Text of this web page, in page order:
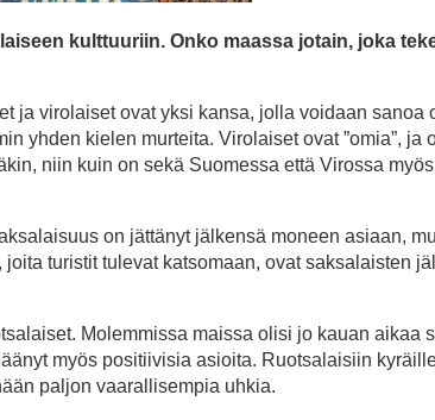
kulttuuriin. Onko maassa jotain, joka
ja virolaiset ovat yksi kansa, jolla voidaan sanoa
yhden kielen murteita. Virolaiset ovat ”omia”, ja
niin kuin on sekä Suomessa että Virossa
on jättänyt jälkensä moneen asiaan,
turistit tulevat katsomaan, ovat saksalaisten
Molemmissa maissa olisi jo kauan aikaa
myös positiivisia asioita. Ruotsalaisiin
paljon vaarallisempia uhkia.